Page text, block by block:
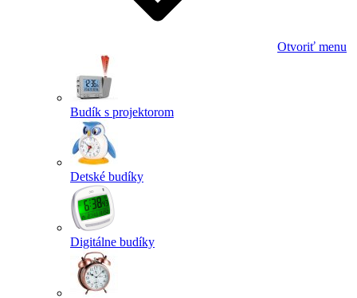
Otvoriť menu
Budík s projektorom
Detské budíky
Digitálne budíky